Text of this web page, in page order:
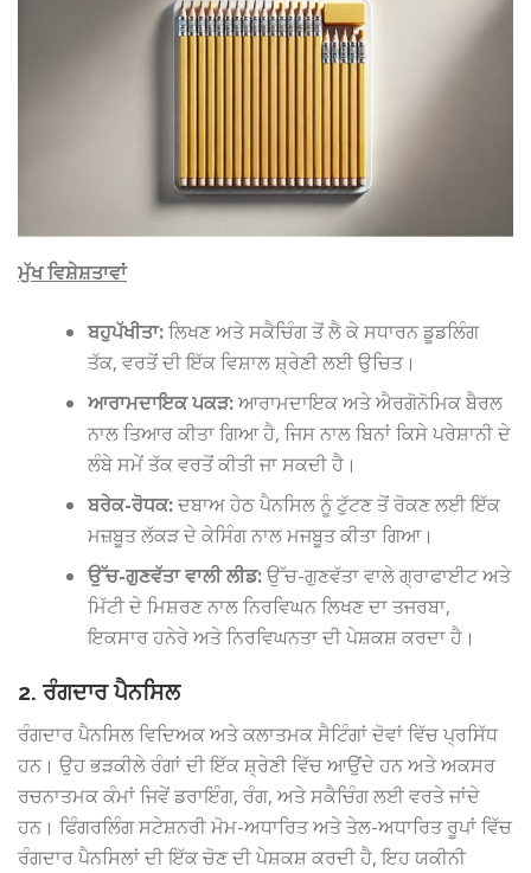
ਮੁੱਖ ਵਿਸ਼ੇਸ਼ਤਾਵਾਂ
ਬਹੁਪੱਖੀਤਾ:ਲਿਖਣ ਅਤੇ ਸਕੈਚਿੰਗ ਤੋਂ ਲੈ ਕੇ ਸਧਾਰਨ ਡੂਡਲਿੰਗ
ਤੱਕ, ਵਰਤੋਂ ਦੀ ਇੱਕ ਵਿਸ਼ਾਲ ਸ਼੍ਰੇਣੀ ਲਈ ਉਚਿਤ।
ਆਰਾਮਦਾਇਕ ਪਕੜ:ਆਰਾਮਦਾਇਕ ਅਤੇ ਐਰਗੋਨੋਮਿਕ ਬੈਰਲ
ਨਾਲ ਤਿਆਰ ਕੀਤਾ ਗਿਆ ਹੈ, ਜਿਸ ਨਾਲ ਬਿਨਾਂ ਕਿਸੇ ਪਰੇਸ਼ਾਨੀ ਦੇ
ਲੰਬੇ ਸਮੇਂ ਤੱਕ ਵਰਤੋਂ ਕੀਤੀ ਜਾ ਸਕਦੀ ਹੈ।
ਬਰੇਕ-ਰੋਧਕ:ਦਬਾਅ ਹੇਠ ਪੈਨਸਿਲ ਨੂੰ ਟੁੱਟਣ ਤੋਂ ਰੋਕਣ ਲਈ ਇੱਕ
ਮਜ਼ਬੂਤ ​​ਲੱਕੜ ਦੇ ਕੇਸਿੰਗ ਨਾਲ ਮਜਬੂਤ ਕੀਤਾ ਗਿਆ।
ਉੱਚ-ਗੁਣਵੱਤਾ ਵਾਲੀ ਲੀਡ:ਉੱਚ-ਗੁਣਵੱਤਾ ਵਾਲੇ ਗ੍ਰਾਫਾਈਟ ਅਤੇ
ਮਿੱਟੀ ਦੇ ਮਿਸ਼ਰਣ ਨਾਲ ਨਿਰਵਿਘਨ ਲਿਖਣ ਦਾ ਤਜਰਬਾ,
ਇਕਸਾਰ ਹਨੇਰੇ ਅਤੇ ਨਿਰਵਿਘਨਤਾ ਦੀ ਪੇਸ਼ਕਸ਼ ਕਰਦਾ ਹੈ।
2. ਰੰਗਦਾਰ ਪੈਨਸਿਲ
ਰੰਗਦਾਰ ਪੈਨਸਿਲ ਵਿਦਿਅਕ ਅਤੇ ਕਲਾਤਮਕ ਸੈਟਿੰਗਾਂ ਦੋਵਾਂ ਵਿੱਚ ਪ੍ਰਸਿੱਧ
ਹਨ। ਉਹ ਭੜਕੀਲੇ ਰੰਗਾਂ ਦੀ ਇੱਕ ਸ਼੍ਰੇਣੀ ਵਿੱਚ ਆਉਂਦੇ ਹਨ ਅਤੇ ਅਕਸਰ
ਰਚਨਾਤਮਕ ਕੰਮਾਂ ਜਿਵੇਂ ਡਰਾਇੰਗ, ਰੰਗ, ਅਤੇ ਸਕੈਚਿੰਗ ਲਈ ਵਰਤੇ ਜਾਂਦੇ
ਹਨ। ਫਿੰਗਰਲਿੰਗ ਸਟੇਸ਼ਨਰੀ ਮੋਮ-ਅਧਾਰਿਤ ਅਤੇ ਤੇਲ-ਅਧਾਰਿਤ ਰੂਪਾਂ ਵਿੱਚ
ਰੰਗਦਾਰ ਪੈਨਸਿਲਾਂ ਦੀ ਇੱਕ ਚੋਣ ਦੀ ਪੇਸ਼ਕਸ਼ ਕਰਦੀ ਹੈ, ਇਹ ਯਕੀਨੀ